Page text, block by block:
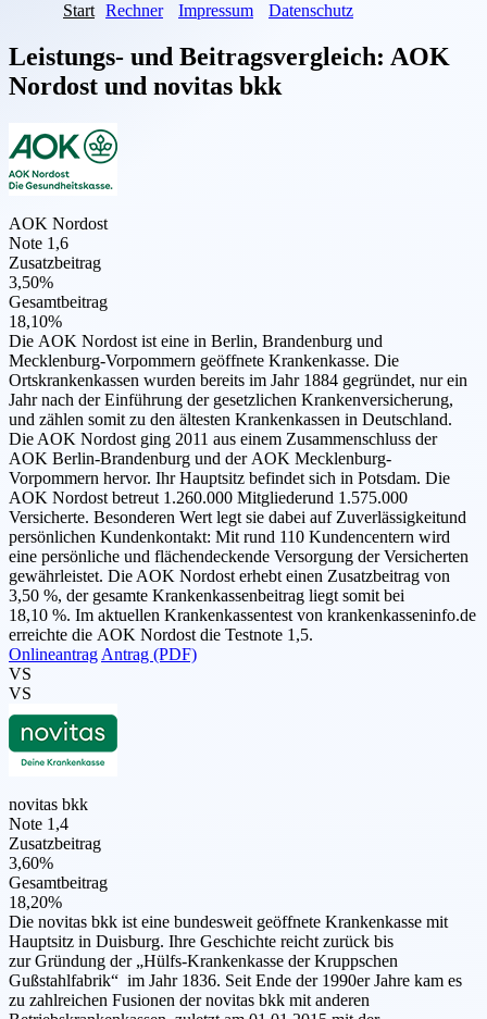
Start Rechner Impressum Datenschutz
Leistungs- und Beitragsvergleich: AOK
Nordost und novitas bkk
AOK Nordost
Note 1,6
Zusatzbeitrag
3,50%
Gesamtbeitrag
18,10%
Die AOK Nordost ist eine in Berlin, Brandenburg und
Mecklenburg-Vorpommern geöffnete Krankenkasse. Die
Ortskrankenkassen wurden bereits im Jahr 1884 gegründet, nur ein
Jahr nach der Einführung der gesetzlichen Krankenversicherung,
und zählen somit zu den ältesten Krankenkassen in Deutschland.
Die AOK Nordost ging 2011 aus einem Zusammenschluss der
AOK Berlin-Brandenburg und der AOK Mecklenburg-
Vorpommern hervor. Ihr Hauptsitz befindet sich in Potsdam. Die
AOK Nordost betreut 1.260.000 Mitgliederund 1.575.000
Versicherte. Besonderen Wert legt sie dabei auf Zuverlässigkeitund
persönlichen Kundenkontakt: Mit rund 110 Kundencentern wird
eine persönliche und flächendeckende Versorgung der Versicherten
gewährleistet. Die AOK Nordost erhebt einen Zusatzbeitrag von
3,50 %, der gesamte Krankenkassenbeitrag liegt somit bei
18,10 %. Im aktuellen Krankenkassentest von krankenkasseninfo.de
erreichte die AOK Nordost die Testnote 1,5.
Onlineantrag Antrag (PDF)
VS
VS
novitas bkk
Note 1,4
Zusatzbeitrag
3,60%
Gesamtbeitrag
18,20%
Die novitas bkk ist eine bundesweit geöffnete Krankenkasse mit
Hauptsitz in Duisburg. Ihre Geschichte reicht zurück bis
zur Gründung der „Hülfs-Krankenkasse der Kruppschen
Gußstahlfabrik“ im Jahr 1836. Seit Ende der 1990er Jahre kam es
zu zahlreichen Fusionen der novitas bkk mit anderen